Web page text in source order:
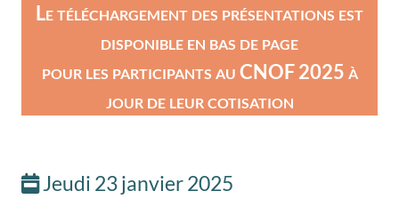
Le téléchargement des présentations est
disponible en bas de page
pour les participants au CNOF 2025 à
jour de leur cotisation
Jeudi 23 janvier 2025